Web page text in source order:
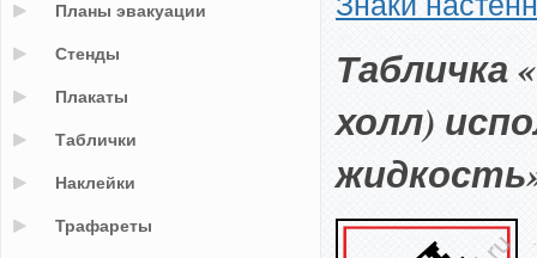
Табличка
холл)
Планы эвакуации
Стенды
Плакаты
Таблички
Наклейки
Трафареты